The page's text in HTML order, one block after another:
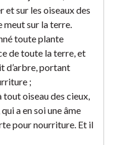
et sur les oiseaux des
sur la terre.
toute plante
de toute la terre, et
d’arbre, portant
;
oiseau des cieux,
a en soi une âme
pour nourriture. Et il